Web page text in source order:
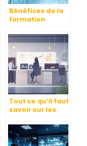
Bénéfices de la
formation
intra entreprise
pour l’industrie
Tout ce qu’il faut
savoir sur les
informatiques à
l’ère du cloud
computing